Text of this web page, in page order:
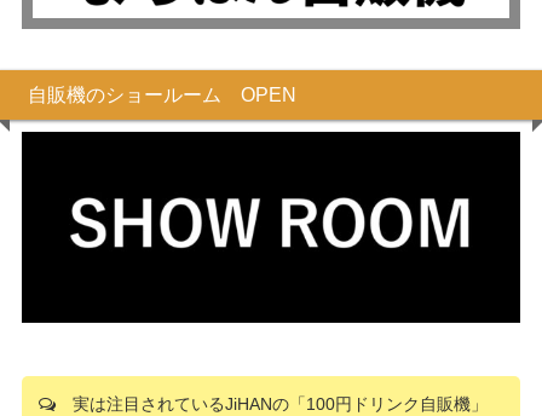
自販機のショールーム OPEN
実は注目されているJiHANの「100円ドリンク自販機」